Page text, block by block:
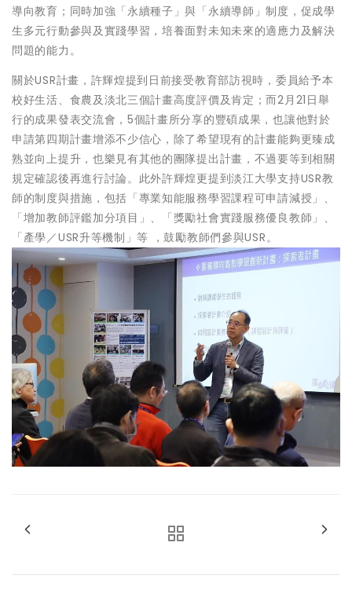
導向教育；同時加強「永續種子」與「永續導師」制度，促成學
生多元行動參與及實踐學習，培養面對未知未來的適應力及解決
問題的能力。
關於USR計畫，許輝煌提到日前接受教育部訪視時，委員給予本
校好生活、食農及淡北三個計畫高度評價及肯定；而2月21日舉
行的成果發表交流會，5個計畫所分享的豐碩成果，也讓他對於
申請第四期計畫增添不少信心，除了希望現有的計畫能夠更臻成
熟並向上提升，也樂見有其他的團隊提出計畫，不過要等到相關
規定確認後再進行討論。此外許輝煌更提到淡江大學支持USR教
師的制度與措施，包括「專業知能服務學習課程可申請減授」、
「增加教師評鑑加分項目」、「獎勵社會實踐服務優良教師」、
「產學／USR升等機制」等 ，鼓勵教師們參與USR。